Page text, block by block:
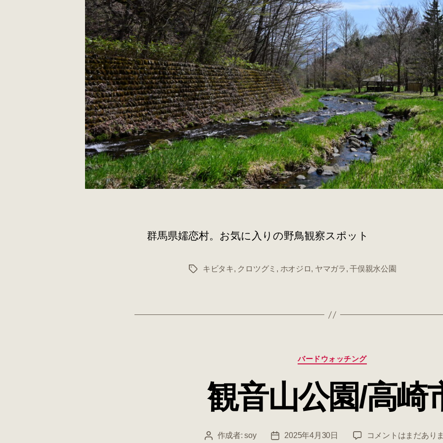
群馬県嬬恋村。お気に入りの野鳥観察スポット
タ
キビタキ, クロツグミ , ホオジロ, ヤマガラ,干俣親水公園
カ
テ
リ
ー
バードウォッチング
観音山公園/高崎
投 作成者:soy 投 2025年4月30日
観
コメントはまだあり